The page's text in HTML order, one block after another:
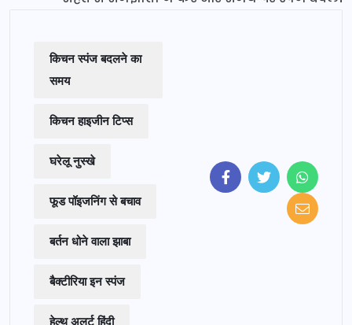
किचन स्पंज बदलने का
समय
किचन हाइजीन टिप्स
घरेलू नुस्खे
फूड पॉइजनिंग से बचाव
बर्तन धोने वाला झाबा
बैक्टीरिया इन स्पंज
हेल्थ अलर्ट हिंदी